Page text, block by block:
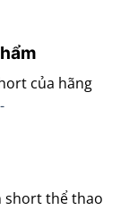
của hãng
short thể thao